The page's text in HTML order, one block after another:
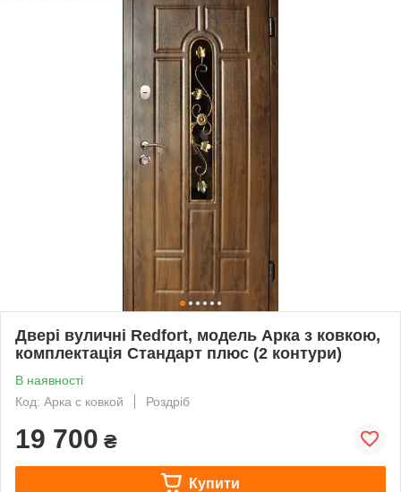
Двері вуличні Redfort, модель Арка з ковкою,
комплектація Стандарт плюс (2 контури)
В наявності
Код: Арка с ковкой
Роздріб
19 700 ₴
Купити